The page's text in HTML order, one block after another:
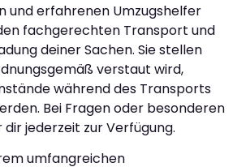
und erfahrenen Umzugshelfer
fachgerechten Transport und
deiner Sachen. Sie stellen
verstaut wird,
während des Transports
Bei Fragen oder besonderen
jederzeit zur Verfügung.
umfangreichen